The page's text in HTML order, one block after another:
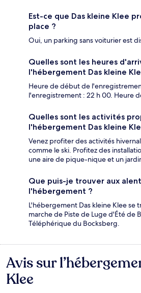
Est-ce que Das kleine Klee
place ?
Oui, un parking sans voiturier est
Quelles sont les heures
l'hébergement Das kleine
Heure de début de
l'enregistrement : 22 h 00. Heure
Quelles sont les activités
l'hébergement Das kleine
Venez profiter des activités
comme le ski. Profitez des
une aire de pique-nique et un
Que puis-je trouver aux
l'hébergement ?
L'hébergement Das kleine Klee se
marche de Piste de Luge d'Été de
Téléphérique du Bocksberg.
Avis
Avis sur
Klee